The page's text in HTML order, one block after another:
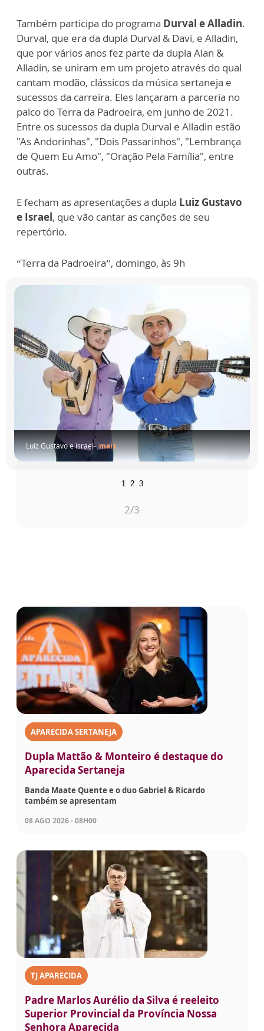
Também participa do programa Durval e Alladin.
Durval, que era da dupla Durval & Davi, e Alladin,
que por vários anos fez parte da dupla Alan &
Alladin, se uniram em um projeto através do qual
cantam modão, clássicos da música sertaneja e
sucessos da carreira. Eles lançaram a parceria no
palco do Terra da Padroeira, em junho de 2021.
Entre os sucessos da dupla Durval e Alladin estão
"As Andorinhas", "Dois Passarinhos", "Lembrança
de Quem Eu Amo", "Oração Pela Família", entre
outras.
E fecham as apresentações a dupla Luiz Gustavo
e Israel, que vão cantar as canções de seu
repertório.
“Terra da Padroeira”, domingo, às 9h
Luiz Gustavo e israel- mais
1 2 3
2/3
APARECIDA SERTANEJA
Dupla Mattão & Monteiro é destaque do
Aparecida Sertaneja
Banda Maate Quente e o duo Gabriel & Ricardo
também se apresentam
08 AGO 2026 - 08H00
TJ APARECIDA
Padre Marlos Aurélio da Silva é reeleito
Superior Provincial da Província Nossa
Senhora Aparecida